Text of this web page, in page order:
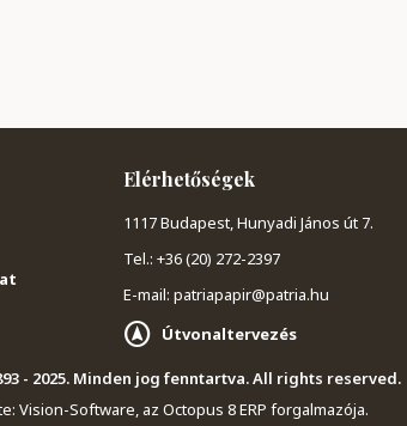
Elérhetőségek
1117 Budapest, Hunyadi János út 7.
Tel.: +36 (20) 272-2397
E-mail: patriapapir@patria.hu
Útvonaltervezés
- 2025. Minden jog fenntartva. All rights reserved.
Vision-Software, az Octopus 8 ERP forgalmazója.